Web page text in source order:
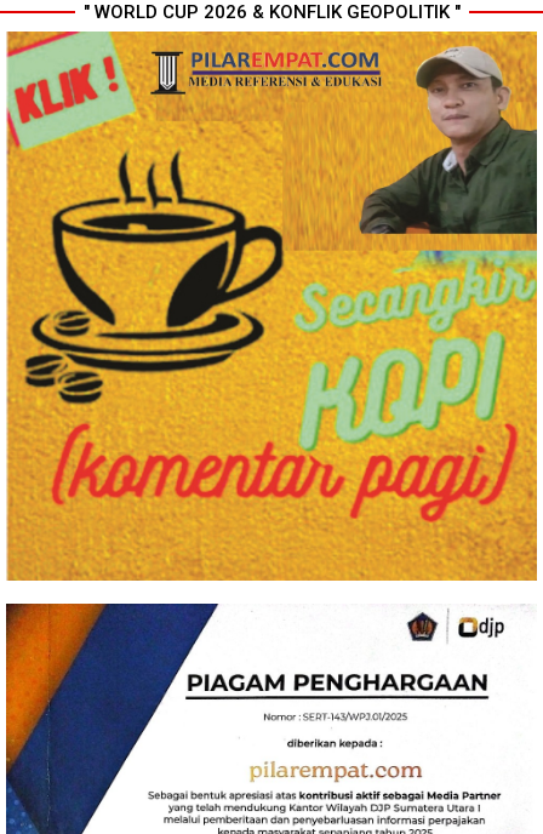
Perkuat Kinerja Organisasi dan
Pengembangan Karier, OJK
Lantik Pejabat Baru
Sabu seberat 9,36 gram
bersama Pemiliknya
Diamankan Satresnarkoba
Polresta Deli Serdang
" WORLD CUP 2026 & KONFLIK GEOPOLITIK "